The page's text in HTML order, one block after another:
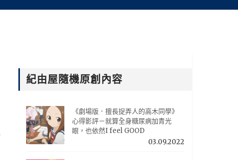
紀由屋隨機原創內容
《劇場版．擅長捉弄人的高木同學》
心得影評－就算全身糖尿病加青光
眼，也依然I feel GOOD
03.09.2022